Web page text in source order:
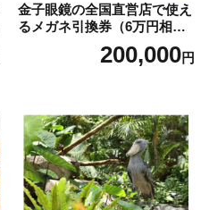
金子眼鏡の全国直営店で使え
るメガネ引換券（6万円相
当） Platinum200,000円